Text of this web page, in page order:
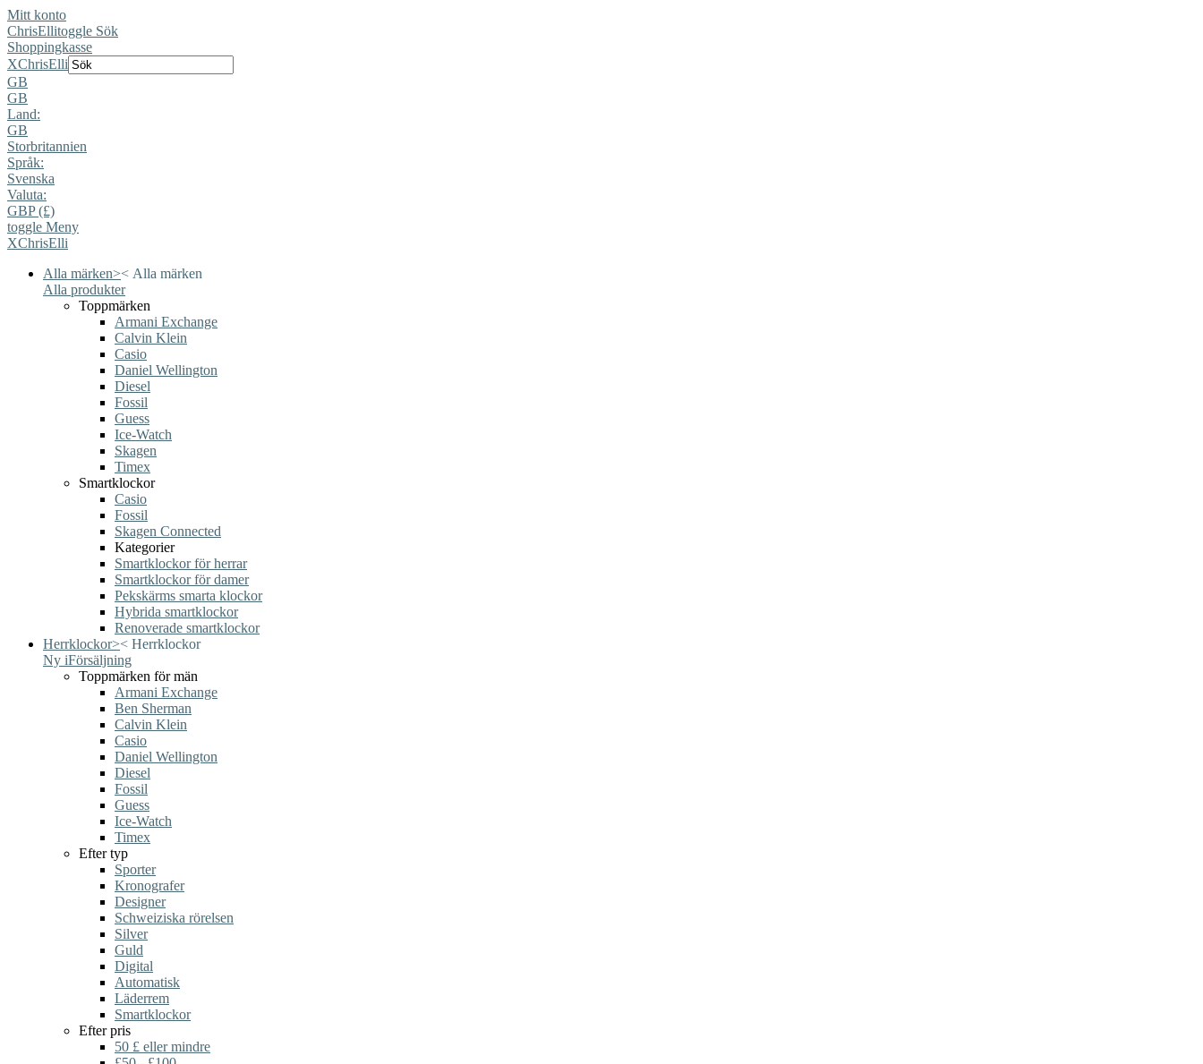
Mitt konto
ChrisEllitoggle Sök
Shoppingkasse
XChrisElli
GB
GB
Land:
GB
Storbritannien
Språk:
Svenska
Valuta:
GBP (£)
toggle Meny
XChrisElli
Alla märken>< Alla märken
Alla produkter
Toppmärken
Armani Exchange
Calvin Klein
Casio
Daniel Wellington
Diesel
Fossil
Guess
Ice-Watch
Skagen
Timex
Smartklockor
Casio
Fossil
Skagen Connected
Kategorier
Smartklockor för herrar
Smartklockor för damer
Pekskärms smarta klockor
Hybrida smartklockor
Renoverade smartklockor
Herrklockor>< Herrklockor
Ny iFörsäljning
Toppmärken för män
Armani Exchange
Ben Sherman
Calvin Klein
Casio
Daniel Wellington
Diesel
Fossil
Guess
Ice-Watch
Timex
Efter typ
Sporter
Kronografer
Designer
Schweiziska rörelsen
Silver
Guld
Digital
Automatisk
Läderrem
Smartklockor
Efter pris
50 £ eller mindre